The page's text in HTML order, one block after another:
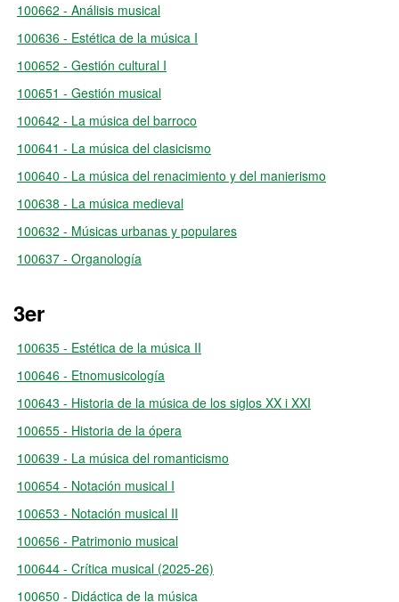
100662 - Análisis musical
100636 - Estética de la música I
100652 - Gestión cultural I
100651 - Gestión musical
100642 - La música del barroco
100641 - La música del clasicismo
100640 - La música del renacimiento y del manierismo
100638 - La música medieval
100632 - Músicas urbanas y populares
100637 - Organología
3er
100635 - Estética de la música II
100646 - Etnomusicología
100643 - Historia de la música de los siglos XX i XXI
100655 - Historia de la ópera
100639 - La música del romanticismo
100654 - Notación musical I
100653 - Notación musical II
100656 - Patrimonio musical
100644 - Crítica musical (2025-26)
100650 - Didáctica de la música